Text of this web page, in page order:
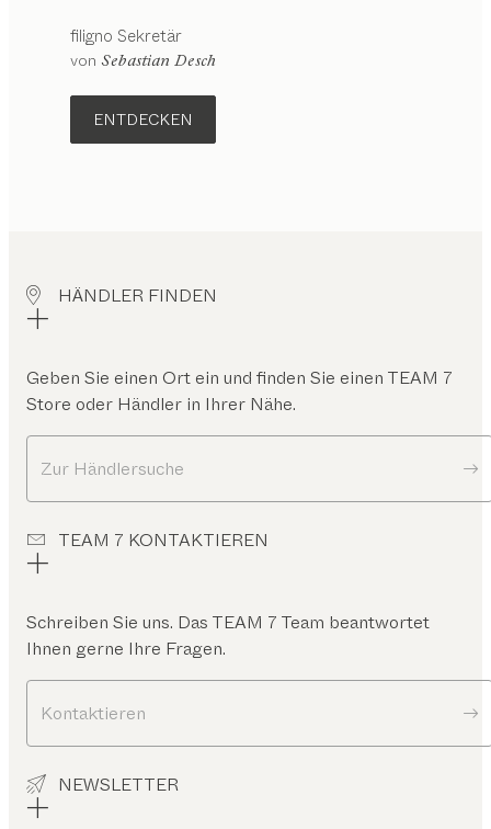
filigno Sekretär
von Sebastian Desch
ENTDECKEN
HÄNDLER FINDEN
Geben Sie einen Ort ein und finden Sie einen TEAM 7
Store oder Händler in Ihrer Nähe.
Zur Händlersuche
TEAM 7 KONTAKTIEREN
Schreiben Sie uns. Das TEAM 7 Team beantwortet
Ihnen gerne Ihre Fragen.
Kontaktieren
NEWSLETTER